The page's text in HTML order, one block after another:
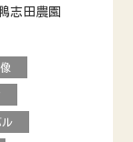
志田農園
ル